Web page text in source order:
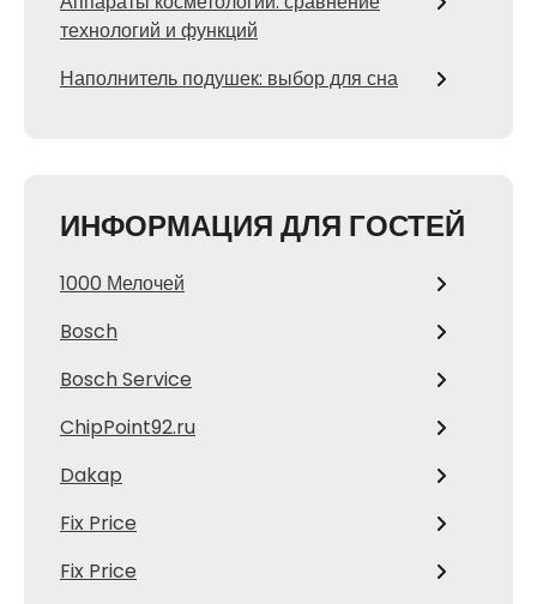
технологий и функций
Наполнитель подушек: выбор для сна
ИНФОРМАЦИЯ ДЛЯ ГОСТЕЙ
1000 Мелочей
Bosch
Bosch Service
ChipPoint92.ru
Dakap
Fix Price
Fix Price